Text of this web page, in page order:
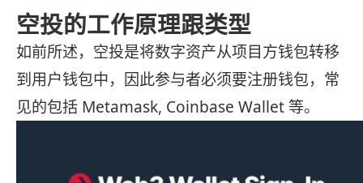
空投的工作原理跟类型
如前所述，空投是将数字资产从项目方钱包转移
到用户钱包中，因此参与者必须要注册钱包，常
见的包括 Metamask, Coinbase Wallet 等。